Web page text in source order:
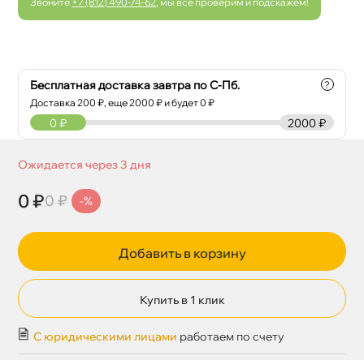
Бесплатная доставка завтра по С-Пб.
Доставка200 ₽, еще2000 ₽ и будет 0 ₽
?
2000 ₽
0 ₽
Ожидается через 3 дня
0 ₽0 ₽ -%
Добавить в корзину
Купить в 1 клик
С юридическими лицами работаем по счету